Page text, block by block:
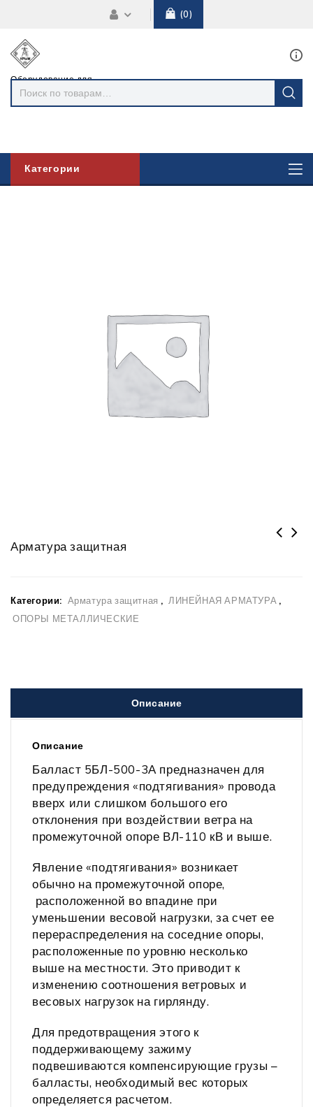
0
Оборудование для
линий
электропередач
Категории
Арматура защитная
Категории: Арматура защитная , ЛИНЕЙНАЯ АРМАТУРА ,
ОПОРЫ МЕТАЛЛИЧЕСКИЕ
Описание
Описание
Балласт 5БЛ-500-3А предназначен для
предупреждения «подтягивания» провода
вверх или слишком большого его
отклонения при воздействии ветра на
промежуточной опоре ВЛ-110 кВ и выше.
Явление «подтягивания» возникает
обычно на промежуточной опоре,
расположенной во впадине при
уменьшении весовой нагрузки, за счет ее
перераспределения на соседние опоры,
расположенные по уровню несколько
выше на местности. Это приводит к
изменению соотношения ветровых и
весовых нагрузок на гирлянду.
Для предотвращения этого к
поддерживающему зажиму
подвешиваются компенсирующие грузы –
балласты, необходимый вес которых
определяется расчетом.